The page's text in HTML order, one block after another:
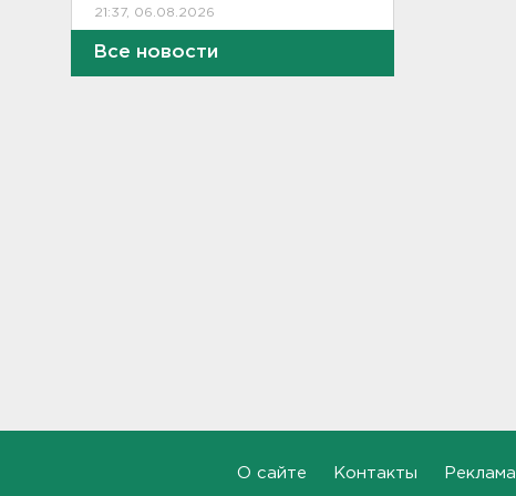
21:37, 06.08.2026
обойдется собрать ребенка в
Все новости
О сайте Контакты Реклама